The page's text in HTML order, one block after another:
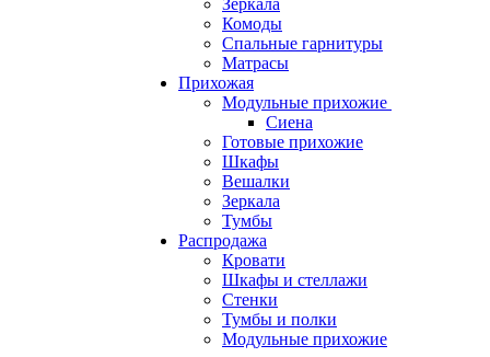
Зеркала
Комоды
Спальные гарнитуры
Матрасы
Прихожая
Модульные прихожие
Сиена
Готовые прихожие
Шкафы
Вешалки
Зеркала
Тумбы
Распродажа
Кровати
Шкафы и стеллажи
Стенки
Тумбы и полки
Модульные прихожие